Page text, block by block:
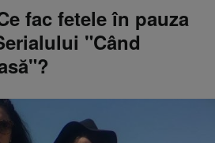
fac fetele în pauza
"Când